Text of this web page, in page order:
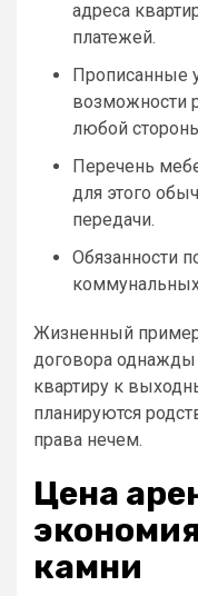
адреса
платежей.
Прописанные
возможности
любой
Перечень
для этого
передачи.
Обязанности
коммунальных
Жизненный
договора однажды
квартиру к
планируются
права нечем.
Цена
камни